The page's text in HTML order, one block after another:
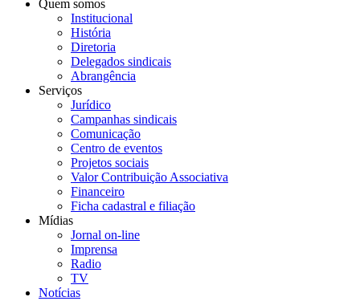
Quem somos
Institucional
História
Diretoria
Delegados sindicais
Abrangência
Serviços
Jurídico
Campanhas sindicais
Comunicação
Centro de eventos
Projetos sociais
Valor Contribuição Associativa
Financeiro
Ficha cadastral e filiação
Mídias
Jornal on-line
Imprensa
Radio
TV
Notícias